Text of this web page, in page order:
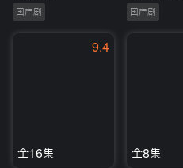
国产剧 国产剧
9.4
全16集
全8集